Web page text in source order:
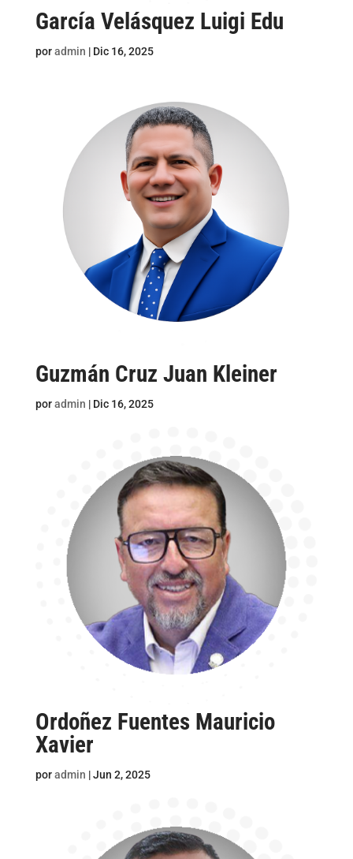
García Velásquez Luigi Edu
poradmin | Dic 16, 2025
Guzmán Cruz Juan Kleiner
poradmin | Dic 16, 2025
Ordoñez Fuentes Mauricio
Xavier
poradmin |Jun 2, 2025